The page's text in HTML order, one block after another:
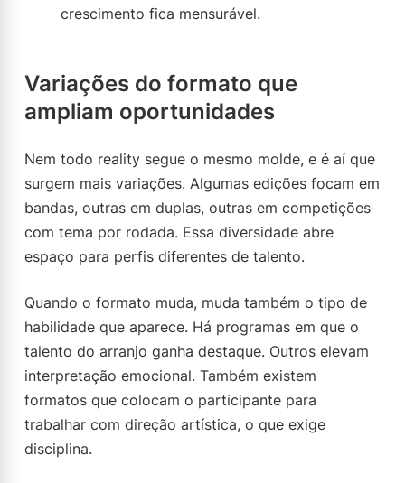
crescimento fica mensurável.
Variações do formato que
ampliam oportunidades
Nem todo reality segue o mesmo molde, e é aí que
surgem mais variações. Algumas edições focam em
bandas, outras em duplas, outras em competições
com tema por rodada. Essa diversidade abre
espaço para perfis diferentes de talento.
Quando o formato muda, muda também o tipo de
habilidade que aparece. Há programas em que o
talento do arranjo ganha destaque. Outros elevam
interpretação emocional. Também existem
formatos que colocam o participante para
trabalhar com direção artística, o que exige
disciplina.